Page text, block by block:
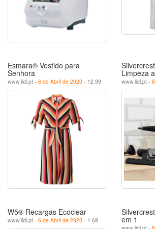
Esmara® Vestido para
Senhora
www.lidl.pt - 6 de Abril de 2020 - 12.99
Limpeza
www.lidl.pt -
W5® Recargas Ecoclear
www.lidl.pt - 6 de Abril de 2020 - 1.69 em 1